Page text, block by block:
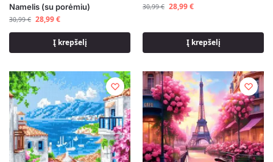
Namelis (su porėmiu)
30,99€ 28,99€
Į krepšelį
30,99€ 28,99€
Į krepšelį